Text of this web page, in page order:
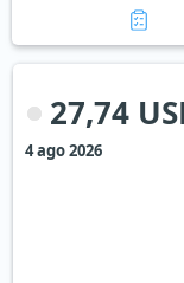
27,74
4 ago 2026